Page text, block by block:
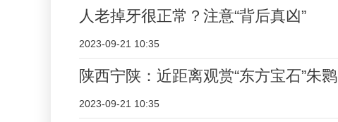
人老掉牙很正常？注意“背后真凶”
2023-09-21 10:35
陕西宁陕：近距离观赏“东方宝石”朱鹮
2023-09-21 10:35